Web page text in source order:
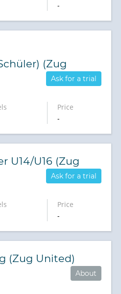
-
(Zug
Ask for a trial
Price
-
U14/U16 (Zug
Ask for a trial
Price
-
(Zug United)
About